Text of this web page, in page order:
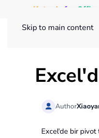
Skip to main content
Kutools for Office
Author
Excel'de bir